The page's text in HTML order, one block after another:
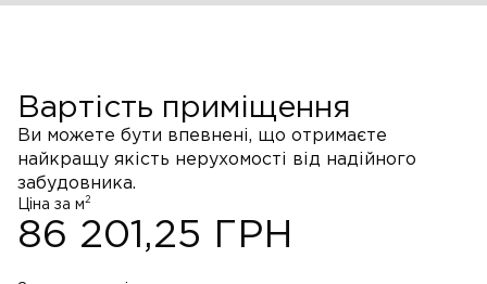
Вартість приміщення
Ви можете бути впевнені, що отримаєте
найкращу якість нерухомості від надійного
забудовника.
Ціна за м 2
86 201,25 ГРН